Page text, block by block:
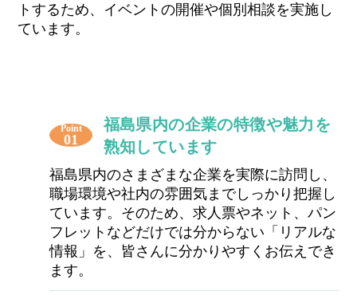
トするため、イベントの開催や個別相談を実施し
ています。
Point
01
福島県内の企業の特徴や魅力を
熟知しています
福島県内のさまざまな企業を実際に訪問し、
職場環境や社内の雰囲気までしっかり把握し
ています。そのため、求人票やネット、パン
フレットなどだけでは分からない「リアルな
情報」を、皆さんに分かりやすくお伝えでき
ます。